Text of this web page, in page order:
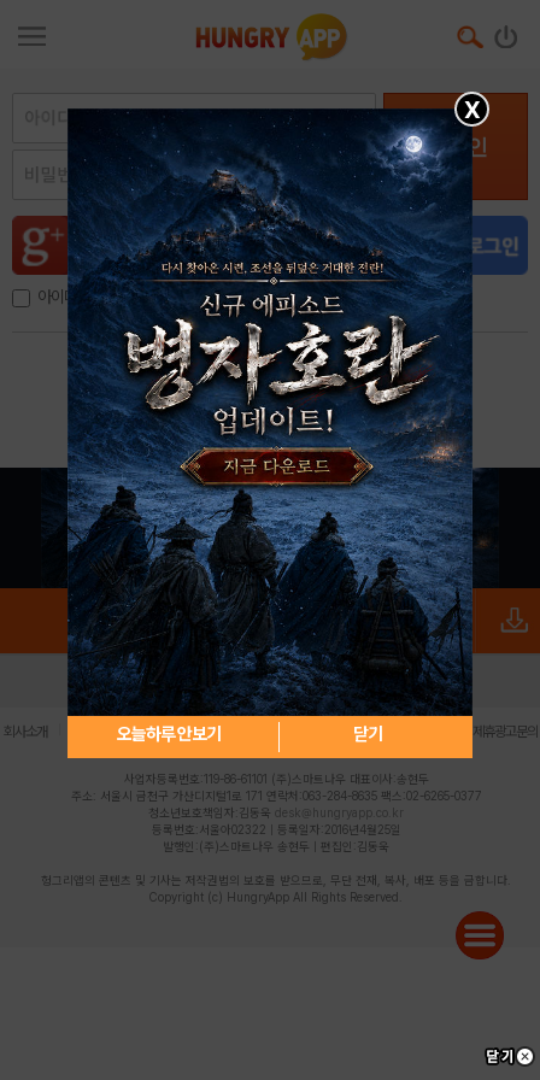
로그인
아이디, 이메일 저장
아이디 / 비밀번호 찾기 회원가입
X
오늘하루 안보기 닫기
로그인 PC버전 전체앱
회사소개 | 개인정보 처리방침 불법촬영물 신고센터 제휴광고문의
사업자등록번호:119-86-61101 (주)스마트나우 대표이사:송현두
주소: 서울시 금천구 가산디지털1로 171 연락처:063-284-8635 팩스:02-6265-0377
청소년보호책임자:김동욱 desk@hungryapp.co.kr
등록번호:서울아02322 | 등록일자:2016년4월25일
발행인:(주)스마트나우 송현두 | 편집인:김동욱
헝그리앱의 콘텐츠 및 기사는 저작권법의 보호를 받으므로, 무단 전재, 복사, 배포 등을 금합니다.
Copyright (c) HungryApp All Rights Reserved.